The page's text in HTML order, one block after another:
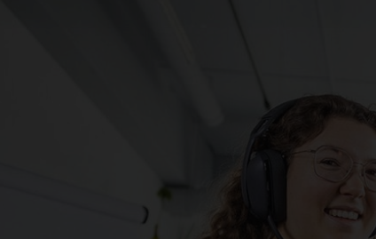
Du erhältst schnell ein
maßgeschneidertes
Photovoltaikanlage von
unseren Experten!